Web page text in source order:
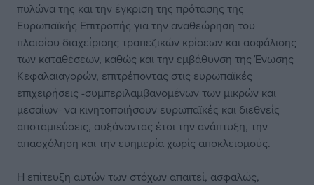
πυλώνα της και την έγκριση της πρότασης της
Ευρωπαϊκής Επιτροπής για την αναθεώρηση του
πλαισίου διαχείρισης τραπεζικών κρίσεων και ασφάλισης
των καταθέσεων, καθώς και την εμβάθυνση της Ένωσης
Κεφαλαιαγορών, επιτρέποντας στις ευρωπαϊκές
επιχειρήσεις -συμπεριλαμβανομένων των μικρών και
μεσαίων- να κινητοποιήσουν ευρωπαϊκές και διεθνείς
αποταμιεύσεις, αυξάνοντας έτσι την ανάπτυξη, την
απασχόληση και την ευημερία χωρίς αποκλεισμούς.
Η επίτευξη αυτών των στόχων απαιτεί, ασφαλώς,